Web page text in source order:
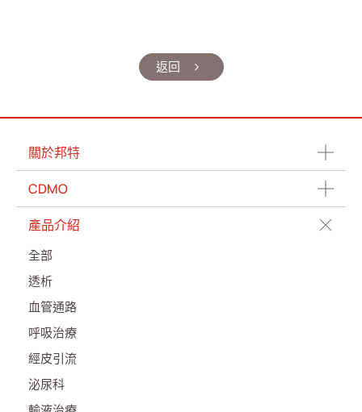
返回
關於邦特
CDMO
產品介紹
全部
透析
血管通路
呼吸治療
經皮引流
泌尿科